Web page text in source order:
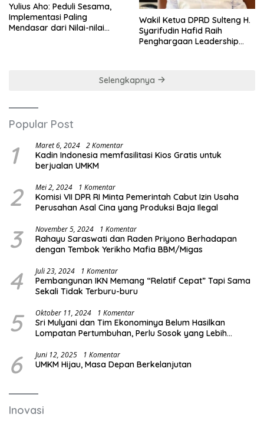
Yulius Aho: Peduli Sesama,
Implementasi Paling
Mendasar dari Nilai-nilai
Wakil Ketua DPRD Sulteng H.
Syarifudin Hafid Raih
Penghargaan Leadership
Selengkapnya
Popular Post
1 Maret 6, 2024 2 Komentar
Kadin Indonesia memfasilitasi Kios Gratis untuk
berjualan UMKM
2 Mei 2, 2024 1 Komentar
Komisi VII DPR RI Minta Pemerintah Cabut Izin Usaha
Perusahan Asal Cina yang Produksi Baja Ilegal
3 November 5, 2024 1 Komentar
Rahayu Saraswati dan Raden Priyono Berhadapan
dengan Tembok Yerikho Mafia BBM/Migas
4 Juli 23, 2024 1 Komentar
Pembangunan IKN Memang “Relatif Cepat” Tapi Sama
Sekali Tidak Terburu-buru
5 Oktober 11, 2024 1 Komentar
Sri Mulyani dan Tim Ekonominya Belum Hasilkan
Lompatan Pertumbuhan, Perlu Sosok yang Lebih
6 Juni 12, 2025 1 Komentar
UMKM Hijau, Masa Depan Berkelanjutan
Inovasi